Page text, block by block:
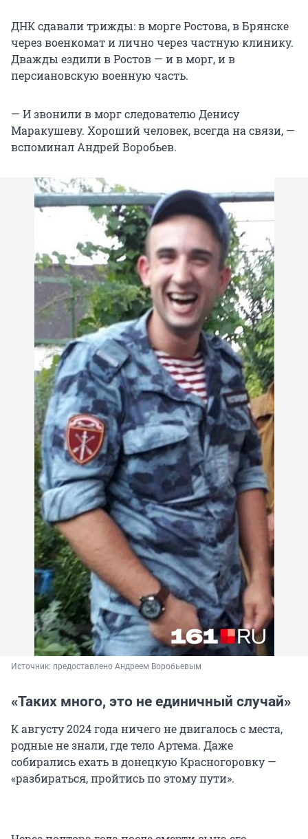
ДНК сдавали трижды: в морге Ростова, в Брянске
через военкомат и лично через частную клинику.
Дважды ездили в Ростов — и в морг, и в
персиановскую военную часть.
— И звонили в морг следователю Денису
Маракушеву. Хороший человек, всегда на связи, —
вспоминал Андрей Воробьев.
Источник: предоставлено Андреем Воробьевым
«Таких много, это не единичный случай»
К августу 2024 года ничего не двигалось с места,
родные не знали, где тело Артема. Даже
собирались ехать в донецкую Красногоровку —
«разбираться, пройтись по этому пути».